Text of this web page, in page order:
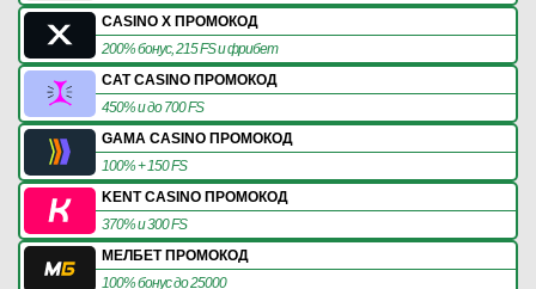
CASINO X ПРОМОКОД
200% бонус, 215 FS и фрибет
CAT CASINO ПРОМОКОД
450% и до 700 FS
GAMA CASINO ПРОМОКОД
100% + 150 FS
KENT CASINO ПРОМОКОД
370% и 300 FS
МЕЛБЕТ ПРОМОКОД
100% бонус до 25000